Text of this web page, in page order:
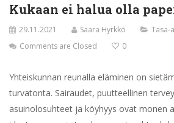
Kukaan ei halua olla
29.11.2021 Saara Hyrkkö
Tasa-
Comments are Closed
0
Yhteiskunnan reunalla eläminen on
turvatonta. Sairaudet, puutteellinen
asuinolosuhteet ja köyhyys ovat monen